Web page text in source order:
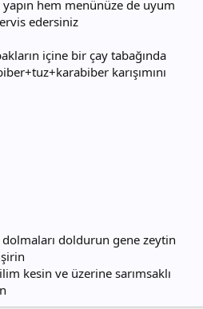
hem menünüze de uyum
edersiniz
içine bir çay tabağında
karışımını
dolmaları doldurun gene zeytin
kesin ve üzerine sarımsaklı